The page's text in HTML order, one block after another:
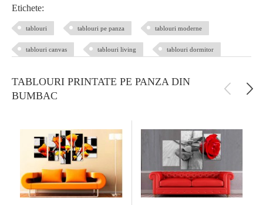
Etichete:
tablouri tablouri pe panza tablouri moderne
tablouri canvas tablouri living tablouri dormitor
TABLOURI PRINTATE PE PANZA DIN
BUMBAC